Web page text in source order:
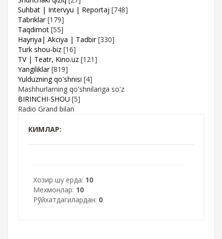
Suhbat | Intervyu | Reportaj [748]
Tabriklar [179]
Taqdimot [55]
Hayriya| Akciya | Tadbir [330]
Turk shou-biz [16]
TV | Teatr, Kino.uz [121]
Yangiliklar [819]
Yulduzning qo'shnisi [4]
Mashhurlarning qo'shnilariga so'z
BIRINCHI-SHOU [5]
Radio Grand bilan
КИМЛАР:
Хозир шу ерда: 10
Мехмонлар: 10
Рўйхатдагилардан: 0